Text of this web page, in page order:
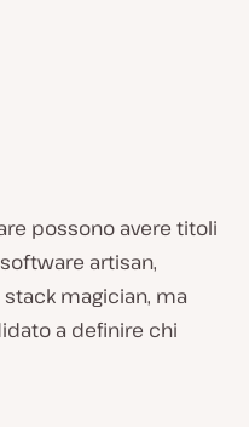
possono avere titoli
artisan,
magician, ma
a definire chi